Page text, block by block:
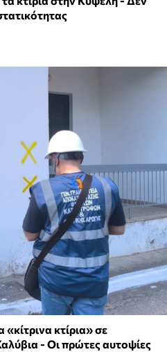
κτίρια» σε
- Οι πρώτες αυτοψίες